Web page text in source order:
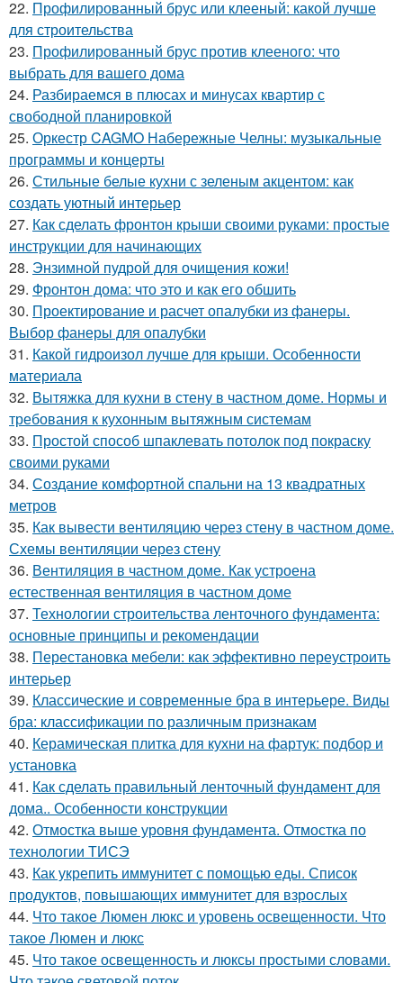
22. Профилированный брус или клееный: какой лучше
для строительства
23. Профилированный брус против клееного: что
выбрать для вашего дома
24. Разбираемся в плюсах и минусах квартир с
свободной планировкой
25. Оркестр CAGMO Набережные Челны: музыкальные
программы и концерты
26. Стильные белые кухни с зеленым акцентом: как
создать уютный интерьер
27. Как сделать фронтон крыши своими руками: простые
инструкции для начинающих
28. Энзимной пудрой для очищения кожи!
29. Фронтон дома: что это и как его обшить
30. Проектирование и расчет опалубки из фанеры.
Выбор фанеры для опалубки
31. Какой гидроизол лучше для крыши. Особенности
материала
32. Вытяжка для кухни в стену в частном доме. Нормы и
требования к кухонным вытяжным системам
33. Простой способ шпаклевать потолок под покраску
своими руками
34. Создание комфортной спальни на 13 квадратных
метров
35. Как вывести вентиляцию через стену в частном доме.
Схемы вентиляции через стену
36. Вентиляция в частном доме. Как устроена
естественная вентиляция в частном доме
37. Технологии строительства ленточного фундамента:
основные принципы и рекомендации
38. Перестановка мебели: как эффективно переустроить
интерьер
39. Классические и современные бра в интерьере. Виды
бра: классификации по различным признакам
40. Керамическая плитка для кухни на фартук: подбор и
установка
41. Как сделать правильный ленточный фундамент для
дома.. Особенности конструкции
42. Отмостка выше уровня фундамента. Отмостка по
технологии ТИСЭ
43. Как укрепить иммунитет с помощью еды. Список
продуктов, повышающих иммунитет для взрослых
44. Что такое Люмен люкс и уровень освещенности. Что
такое Люмен и люкс
45. Что такое освещенность и люксы простыми словами.